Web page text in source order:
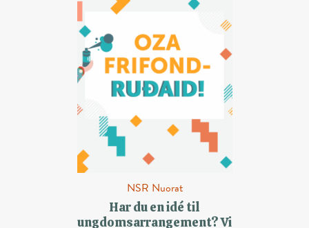
NSR Nuorat
Har du en idé til
ungdomsarrangement? Vi